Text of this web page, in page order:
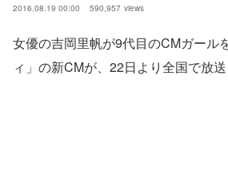
2016.08.19 00:00 590,957 views
女優の吉岡里帆が9代目のCMガール
ィ」の新CMが、22日より全国で放